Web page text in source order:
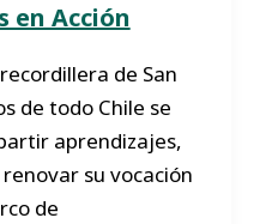
en Acción
de San
de todo Chile se
aprendizajes,
su vocación
de